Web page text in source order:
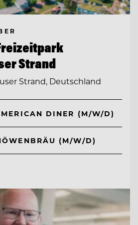
Strand
Strand, Deutschland
DINER (M/W/D)
(M/W/D)